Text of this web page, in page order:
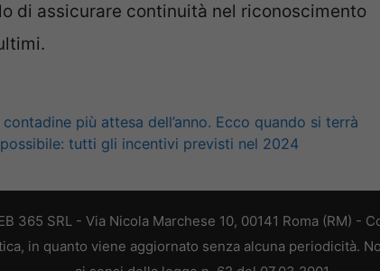
di assicurare continuità nel riconoscimento
più attesa dell’anno. Ecco quando si terrà
tutti gli incentivi previsti nel 2024
365 SRL - Via Nicola Marchese 10, 00141 Roma (RM) -
in quanto viene aggiornato senza alcuna periodicità.